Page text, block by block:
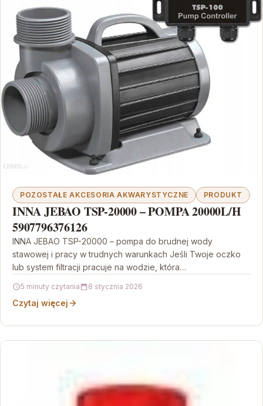
POZOSTAŁE AKCESORIA AKWARYSTYCZNE PRODUKT
INNA JEBAO TSP-20000 – POMPA 20000L/H
5907796376126
INNA JEBAO TSP-20000 – pompa do brudnej wody
stawowej i pracy w trudnych warunkach Jeśli Twoje oczko
lub system filtracji pracuje na wodzie, która…
5 minuty czytania 8 stycznia 2026
Czytaj więcej